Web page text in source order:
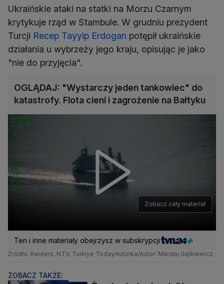
Ukraińskie ataki na statki na Morzu Czarnym
krytykuje rząd w Stambule. W grudniu prezydent
Turcji Recep Tayyip Erdogan potępił ukraińskie
działania u wybrzeży jego kraju, opisując je jako
"nie do przyjęcia".
OGLĄDAJ: "Wystarczy jeden tankowiec" do
katastrofy. Flota cieni i zagrożenie na Bałtyku
Zobacz cały materiał
Ten i inne materiały obejrzysz w subskrypcji
Źródło: Reuters, NTV, Turkiye Today Autorka/Autor: Mikołaj Gątkiewicz
ZOBACZ TAKŻE: